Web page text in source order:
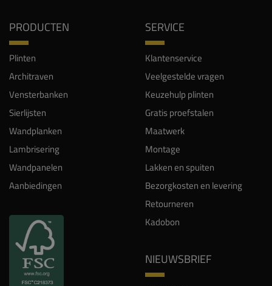
PRODUCTEN
Plinten
Architraven
Vensterbanken
Sierlijsten
Wandplanken
Lambrisering
Wandpanelen
Aanbiedingen
SERVICE
Klantenservice
Veelgestelde vragen
Keuzehulp plinten
Gratis proefstalen
Maatwerk
Montage
Lakken en spuiten
Bezorgkosten en levering
Retourneren
Kadobon
NIEUWSBRIEF